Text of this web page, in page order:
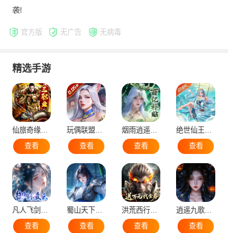
袭!
官方版 无广告 无病毒
精选手游
仙旅奇缘（经典传奇三职业）
查看
玩偶联盟（0.05折开局领SR侍神）
查看
烟雨逍遥（5折30倍返利版）
查看
绝世仙王（极速发育版）
查看
凡人飞剑（0.1折仙女管家甜蜜助阵）
查看
蜀山天下（0.1折免费版）
查看
洪荒西行录（0.1折万元真充高爆版）
查看
逍遥九歌行（0.1折10亿钻石开局）
查看